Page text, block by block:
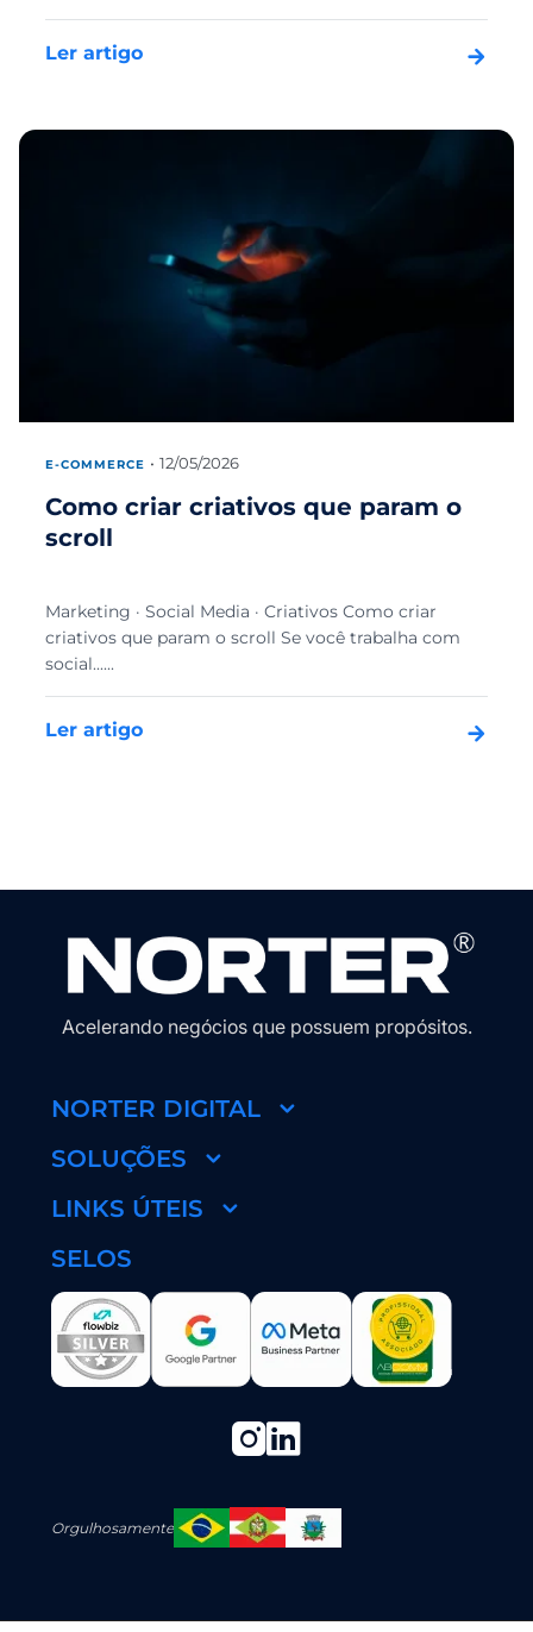
Ler artigo
E-COMMERCE 12/05/2026
Como criar criativos que param o
scroll
Marketing · Social Media · Criativos Como criar
criativos que param o scroll Se você trabalha com
social......
Ler artigo
Acelerando negócios que possuem propósitos.
NORTER DIGITAL
SOLUÇÕES
LINKS ÚTEIS
SELOS
Orgulhosamente